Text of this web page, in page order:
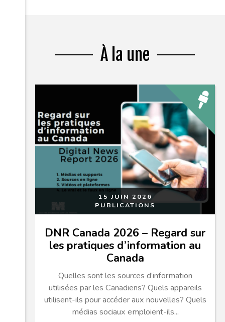
À la une
15 JUIN 2026
PUBLICATIONS
DNR Canada 2026 – Regard sur
les pratiques d’information au
Canada
Quelles sont les sources d’information
utilisées par les Canadiens? Quels appareils
utilisent-ils pour accéder aux nouvelles? Quels
médias sociaux emploient-ils...